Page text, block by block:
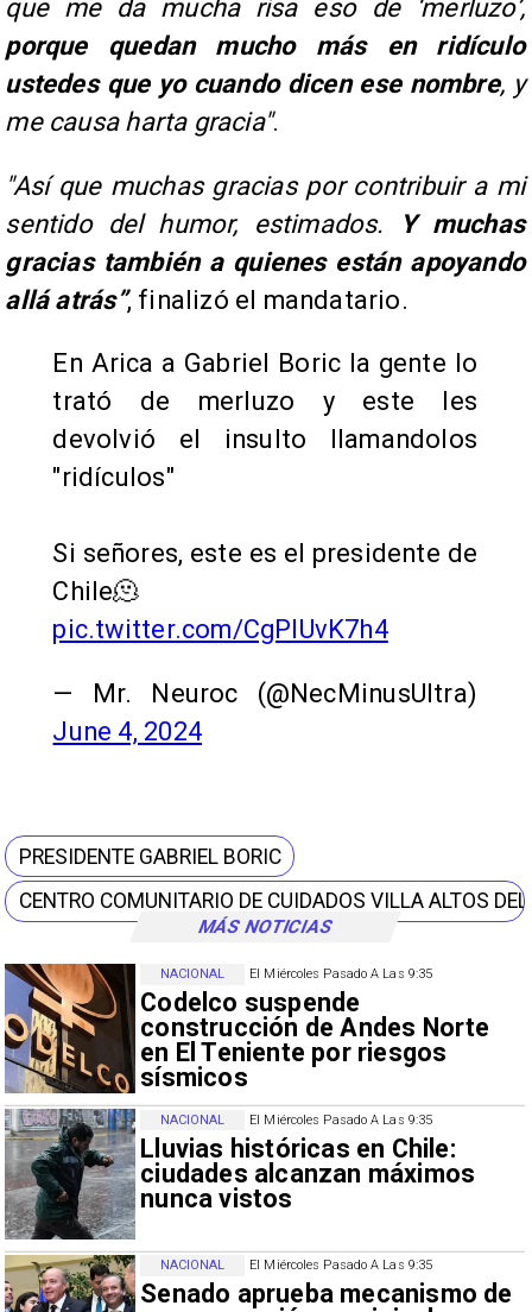
MÁS NOTICIAS
El Miércoles Pasado A Las 9:35
Codelco suspende
construcción de Andes Norte
en El Teniente por riesgos
sísmicos
NACIONAL
El Miércoles Pasado A Las 9:35
Lluvias históricas en Chile:
ciudades alcanzan máximos
nunca vistos
NACIONAL
El Miércoles Pasado A Las 9:35
Senado aprueba mecanismo de
NACIONAL
que me da mucha risa eso de ‘merluzo’,
porque quedan mucho más en ridículo
ustedes que yo cuando dicen ese nombre, y
me causa harta gracia".
"Así que muchas gracias por contribuir a mi
sentido del humor, estimados.
Y muchas
gracias también a quienes están apoyando
allá atrás”, finalizó el mandatario.
En Arica a Gabriel Boric la gente lo
trató de merluzo y este les
devolvió el insulto llamandolos
"ridículos"
Si señores, este es el presidente de
Chile🫠
pic.twitter.com/CgPlUvK7h4
— Mr. Neuroc (@NecMinusUltra)
June 4, 2024
PRESIDENTE GABRIEL BORIC
CENTRO COMUNITARIO DE CUIDADOS VILLA ALTOS